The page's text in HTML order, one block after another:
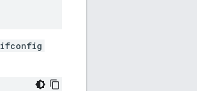
ifconfig